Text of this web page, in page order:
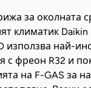
за околната
климатик Daikin
използва най-
с фреон R32 и
на F-GAS за